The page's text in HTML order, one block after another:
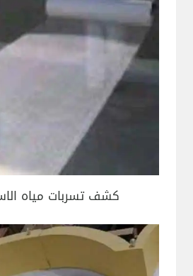
كشف تسربات مياه